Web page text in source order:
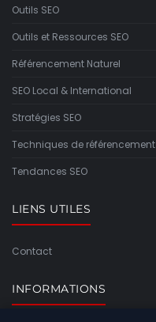
Outils SEO
Outils et Ressources SEO
Référencement Naturel
SEO Local & International
Stratégies SEO
Techniques de référencement
Tendances SEO
LIENS UTILES
Contact
INFORMATIONS